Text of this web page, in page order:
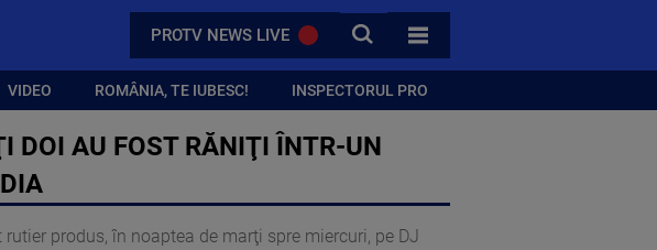
PROTV NEWS LIVE CAUTA
TOATE CATEGORIILE
VIDEO ROMÂNIA, TE IUBESC! INSPECTORUL PRO
DOI AU FOST RĂNIŢI ÎNTR-UN
produs, în noaptea de marţi spre miercuri, pe DJ